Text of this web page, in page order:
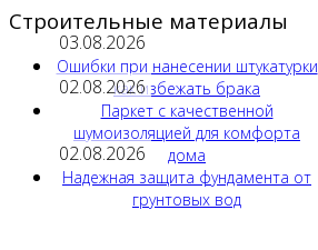
Строительные материалы
03.08.2026
Ошибки при нанесении штукатурки
как избежать брака
02.08.2026
Паркет с качественной
шумоизоляцией для комфорта
дома
02.08.2026
Надежная защита фундамента от
грунтовых вод